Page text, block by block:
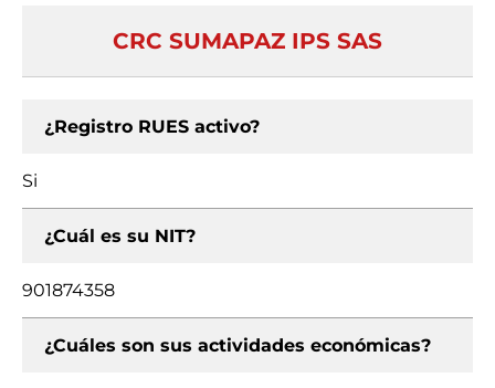
CRC SUMAPAZ IPS SAS
¿Registro RUES activo?
Si
¿Cuál es su NIT?
901874358
¿Cuáles son sus actividades económicas?